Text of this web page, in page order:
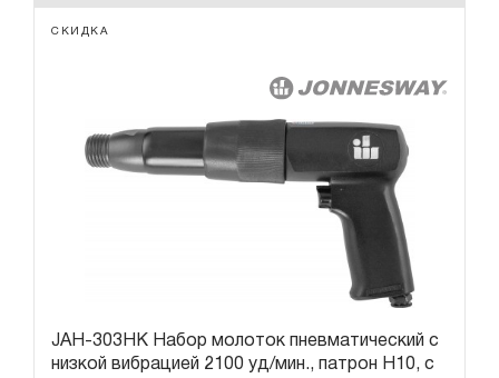
СКИДКА
JAH-303HK Набор молоток пневматический с
низкой вибрацией 2100 уд/мин., патрон H10, c